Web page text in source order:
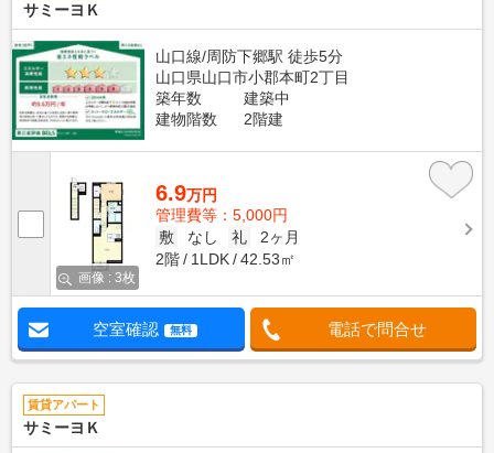
サミーヨＫ
山口線/周防下郷駅 徒歩5分
山口県山口市小郡本町2丁目
築年数
建築中
建物階数
2階建
画像 : 3枚
6.9万円
管理費等：5,000円
敷
なし 礼
2ヶ月
2階
1LDK 42.53㎡
空室確認 無料 電話で問合せ
賃貸アパート
サミーヨＫ